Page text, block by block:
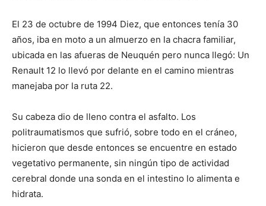
El 23 de octubre de 1994 Diez, que entonces tenía 30
años, iba en moto a un almuerzo en la chacra familiar,
ubicada en las afueras de Neuquén pero nunca llegó: Un
Renault 12 lo llevó por delante en el camino mientras
manejaba por la ruta 22.
Su cabeza dio de lleno contra el asfalto. Los
politraumatismos que sufrió, sobre todo en el cráneo,
hicieron que desde entonces se encuentre en estado
vegetativo permanente, sin ningún tipo de actividad
cerebral donde una sonda en el intestino lo alimenta e
hidrata.